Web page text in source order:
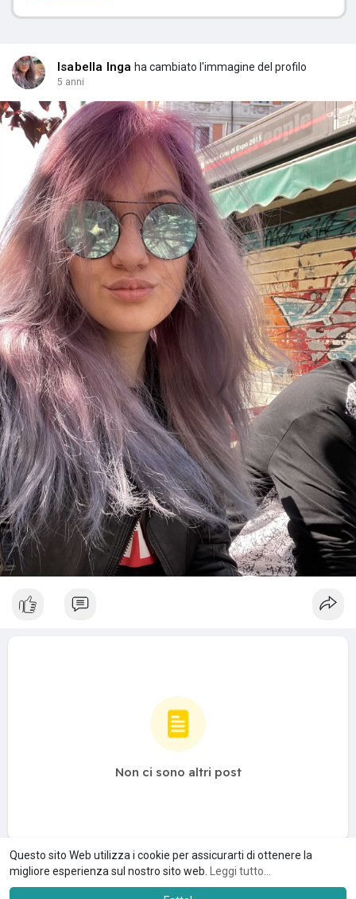
Questo sito Web utilizza i cookie per assicurarti di ottenere la
migliore esperienza sul nostro sito web.
Leggi tutto...
Isabella Inga ha cambiato l'immagine del profilo
5 anni
Non ci sono altri post